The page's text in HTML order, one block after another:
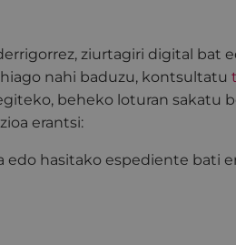
ziurtagiri digital bat
nahi baduzu, kontsultatu
beheko loturan sakatu
erantsi:
hasitako espediente bati